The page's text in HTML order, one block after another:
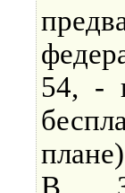
54, -